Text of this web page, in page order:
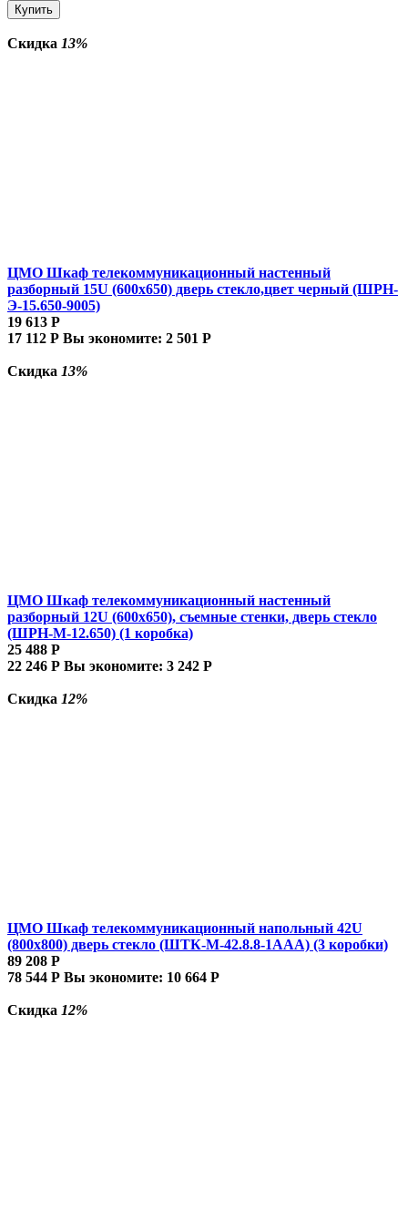
Купить
Скидка 13%
ЦМО Шкаф телекоммуникационный настенный
разборный 15U (600х650) дверь стекло,цвет черный (ШРН-
Э-15.650-9005)
19 613 Р
17 112 Р Вы экономите: 2 501 Р
Скидка 13%
ЦМО Шкаф телекоммуникационный настенный
разборный 12U (600х650), съемные стенки, дверь стекло
(ШРН-М-12.650) (1 коробка)
25 488 Р
22 246 Р Вы экономите: 3 242 Р
Скидка 12%
ЦМО Шкаф телекоммуникационный напольный 42U
(800x800) дверь стекло (ШТК-М-42.8.8-1ААА) (3 коробки)
89 208 Р
78 544 Р Вы экономите: 10 664 Р
Скидка 12%